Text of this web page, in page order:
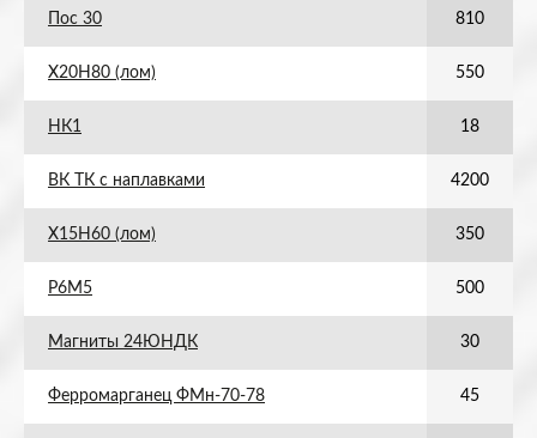
Пос 30 810
Х20Н80 (лом) 550
НК1 18
ВК ТК с наплавками 4200
Х15Н60 (лом) 350
Р6М5 500
Магниты 24ЮНДК 30
Ферромарганец ФМн-70-78 45